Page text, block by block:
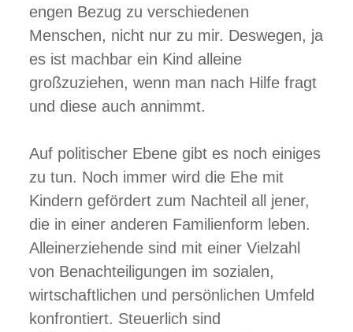
engen Bezug zu verschiedenen
Menschen, nicht nur zu mir. Deswegen, ja
es ist machbar ein Kind alleine
großzuziehen, wenn man nach Hilfe fragt
und diese auch annimmt.
Auf politischer Ebene gibt es noch einiges
zu tun. Noch immer wird die Ehe mit
Kindern gefördert zum Nachteil all jener,
die in einer anderen Familienform leben.
Alleinerziehende sind mit einer Vielzahl
von Benachteiligungen im sozialen,
wirtschaftlichen und persönlichen Umfeld
konfrontiert. Steuerlich sind